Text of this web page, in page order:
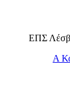
ΕΠΣ
Α